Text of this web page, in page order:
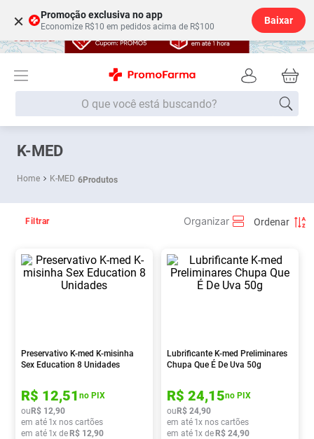
× Promoção exclusiva no app
Economize R$10 em pedidos acima de R$100
Baixar
O que você está buscando?
K-MED
K-MED 6Produtos
Filtrar
Preservativo K-med K-misinha
Sex Education 8 Unidades
R$ 12,51 no PIX
ouR$ 12,90
em até 1x nos cartões
em até 1x deR$ 12,90
Lubrificante K-med Preliminares
Chupa Que É De Uva 50g
R$ 24,15no PIX
ouR$ 24,90
em até 1x nos cartões
em até 1x deR$ 24,90
Termos mais buscados
1 º Fralda
3º
5º Fralda G
Shampoo
9º Lavitan